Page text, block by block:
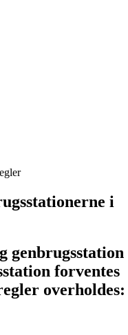
i
genbrugsstation
forventes
overholdes: